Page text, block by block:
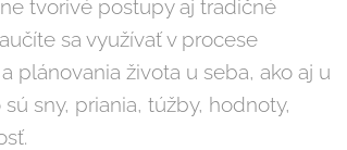
tvorivé postupy aj tradičné
sa využívať v procese
plánovania života u seba, ako aj u
sny, priania, túžby, hodnoty,